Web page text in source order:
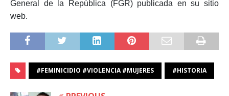
General de la República (FGR) publicada en su sitio
#FEMINICIDIO #VIOLENCIA #MUJERES #HISTORIA